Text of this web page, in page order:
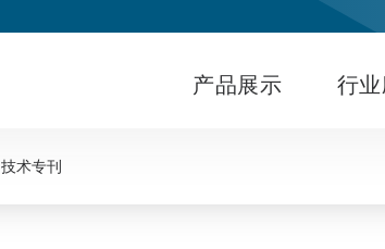
产品展示 行
技术专刊